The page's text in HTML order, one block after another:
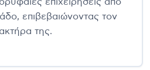
επιβεβαιώνοντας τον
της.